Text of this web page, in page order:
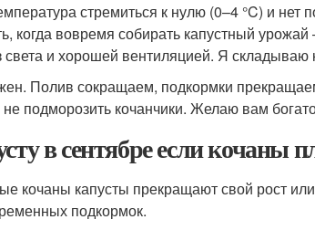
стремиться к нулю (0–4 °C) и нет
когда вовремя собирать капустный
света и хорошей вентиляцией. Я
Полив сокращаем, подкормки
подморозить кочанчики. Желаю вам
в сентябре если кочаны
кочаны капусты прекращают свой рост
подкормок.